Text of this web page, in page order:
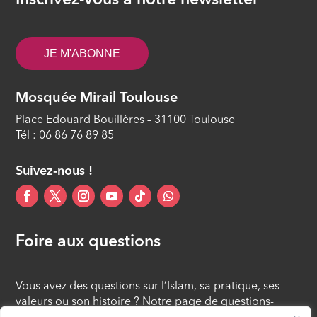
Islam, savoir et cultures #32 - Les
bienséances de l’Aïd al Adha
meilleurs jours de l’année
JE M'ABONNE
Mosquée Mirail Toulouse
Place Edouard Bouillères – 31100 Toulouse
Tél : 06 86 76 89 85
Suivez-nous !
Foire aux questions
Vous avez des questions sur l’Islam, sa pratique, ses
valeurs ou son histoire ? Notre page de questions-